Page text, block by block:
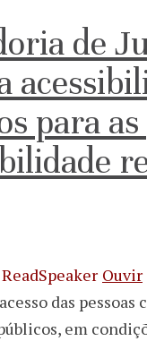
de
para
Ouvir
das
em